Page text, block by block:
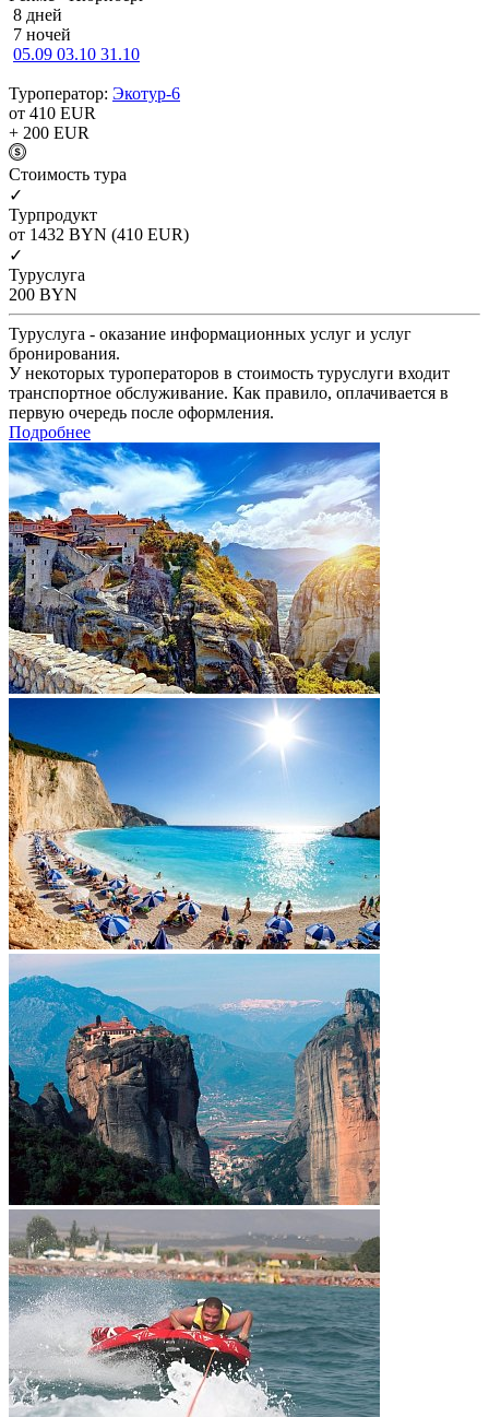
8 дней
7 ночей
05.09 03.10 31.10
Туроператор: Экотур-6
от 410 EUR
+ 200 EUR
Cтоимость тура
✓
Турпродукт
от 1432 BYN (410 EUR)
✓
Туруслуга
200 BYN
Туруслуга - оказание информационных услуг и услуг
бронирования.
У некоторых туроператоров в стоимость туруслуги входит
транспортное обслуживание. Как правило, оплачивается в
первую очередь после оформления.
Подробнее